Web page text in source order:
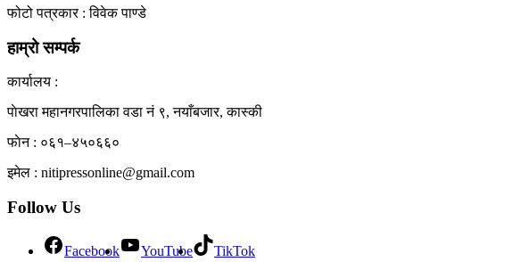
फोटो पत्रकार : विवेक पाण्डे
हाम्रो सम्पर्क
कार्यालय :
पाेखरा महानगरपालिका वडा नं ९, नयाँबजार, कास्की
फाेन : ०६१–४५०६६०
इमेल : nitipressonline@gmail.com
Follow Us
Facebook YouTube TikTok